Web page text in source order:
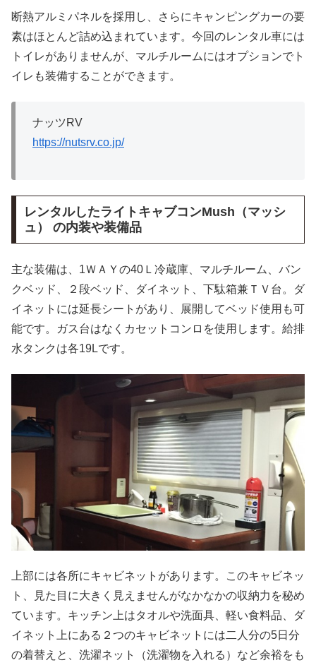
断熱アルミパネルを採用し、さらにキャンピングカーの要
素はほとんど詰め込まれています。今回のレンタル車には
トイレがありませんが、マルチルームにはオプションでト
イレも装備することができます。
ナッツRV
https://nutsrv.co.jp/
レンタルしたライトキャブコンMush（マッシ
ュ） の内装や装備品
主な装備は、1ＷＡＹの40Ｌ冷蔵庫、マルチルーム、バン
クベッド、２段ベッド、ダイネット、下駄箱兼ＴＶ台。ダ
イネットには延長シートがあり、展開してベッド使用も可
能です。ガス台はなくカセットコンロを使用します。給排
水タンクは各19Lです。
上部には各所にキャビネットがあります。このキャビネッ
ト、見た目に大きく見えませんがなかなかの収納力を秘め
ています。キッチン上はタオルや洗面具、軽い食料品、ダ
イネット上にある２つのキャビネットには二人分の5日分
の着替えと、洗濯ネット（洗濯物を入れる）など余裕をも